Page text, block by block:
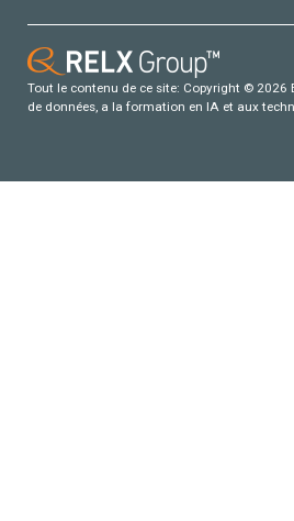
Tout le contenu de ce site: Copyright © 2026
de données, a la formation en IA et aux